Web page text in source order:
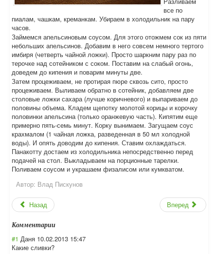
все по
пиалам, чашкам, креманкам. Убираем в холодильник на пару
часов.
Займемся апельсиновым соусом. Для этого отожмем сок из пяти
небольших апельсинов. Добавим в него совсем немного тертого
имбиря (четверть чайной ложки). Просто шаркним пару раз по
терочке над сотейником с соком. Поставим на слабый огонь,
доведем до кипения и поварим минуты две.
Затем процеживаем, не протирая пюре сквозь сито, просто
процеживаем. Выливаем обратно в сотейник, добавляем две
столовые ложки сахара (лучше коричневого) и выпариваем до
половины объема. Кладем щепотку молотой корицы и корочку
половинки апельсина (только оранжевую часть). Кипятим еще
примерно пять-семь минут. Корку вынимаем. Загущаем соус
крахмалом (1 чайная ложка, разведенная в 50 мл холодной
воды). И опять доводим до кипения. Ставим охлаждаться.
Панакотту достаем из холодильника непосредственно перед
подачей на стол. Выкладываем на порционные тарелки.
Поливаем соусом и украшаем физалисом или кумкватом.
Автор: Влад Пискунов
Назад Вперед
Комментарии
#1 Даня 10.02.2013 15:47
Какие сливки?